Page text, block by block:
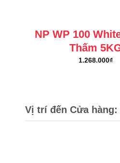
NP WP 100
Thấm
1.268.000₫
Vị trí đến Cửa hàng: